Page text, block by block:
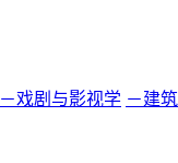
－戏剧与影视学 －建